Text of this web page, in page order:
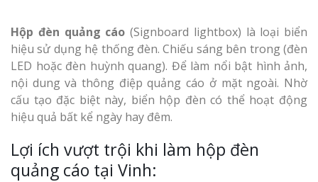
Hộp đèn quảng cáo (Signboard lightbox) là loại biển
hiệu sử dụng hệ thống đèn. Chiếu sáng bên trong (đèn
LED hoặc đèn huỳnh quang). Để làm nổi bật hình ảnh,
nội dung và thông điệp quảng cáo ở mặt ngoài. Nhờ
cấu tạo đặc biệt này, biển hộp đèn có thể hoạt động
hiệu quả bất kể ngày hay đêm.
Lợi ích vượt trội khi làm hộp đèn
quảng cáo tại Vinh: